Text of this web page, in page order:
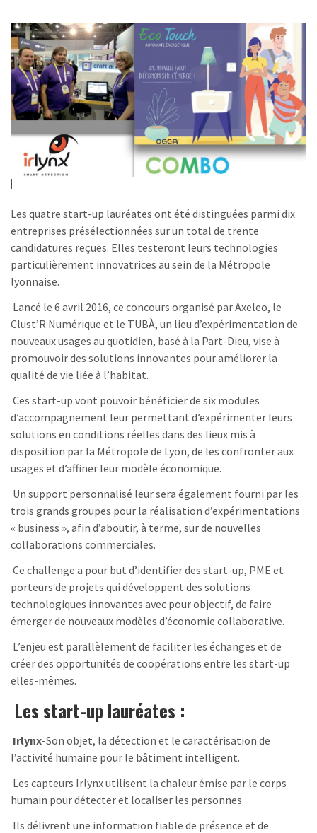
Les quatre start-up lauréates ont été distinguées parmi dix
entreprises présélectionnées sur un total de trente
candidatures reçues. Elles testeront leurs technologies
particulièrement innovatrices au sein de la Métropole
lyonnaise.
Lancé le 6 avril 2016, ce concours organisé par Axeleo, le
Clust’R Numérique et le TUBÀ, un lieu d’expérimentation de
nouveaux usages au quotidien, basé à la Part-Dieu, vise à
promouvoir des solutions innovantes pour améliorer la
qualité de vie liée à l’habitat.
Ces start-up vont pouvoir bénéficier de six modules
d’accompagnement leur permettant d’expérimenter leurs
solutions en conditions réelles dans des lieux mis à
disposition par la Métropole de Lyon, de les confronter aux
usages et d’affiner leur modèle économique.
Un support personnalisé leur sera également fourni par les
trois grands groupes pour la réalisation d’expérimentations
« business », afin d’aboutir, à terme, sur de nouvelles
collaborations commerciales.
Ce challenge a pour but d’identifier des start-up, PME et
porteurs de projets qui développent des solutions
technologiques innovantes avec pour objectif, de faire
émerger de nouveaux modèles d’économie collaborative.
L’enjeu est parallèlement de faciliter les échanges et de
créer des opportunités de coopérations entre les start-up
elles-mêmes.
Les start-up lauréates :
Irlynx-Son objet, la détection et le caractérisation de
l’activité humaine pour le bâtiment intelligent.
Les capteurs Irlynx utilisent la chaleur émise par le corps
humain pour détecter et localiser les personnes.
Ils délivrent une information fiable de présence et de